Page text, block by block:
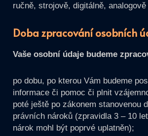
ručně, strojově, digitálně, analogově
Doba zpracování osobních
Vaše osobní údaje budeme
po dobu, po kterou Vám budeme
informace či pomoc či plnit
poté ještě po zákonem stanovenou
právních nároků (zpravidla 3 – 10
nárok mohl být poprvé uplatněn);